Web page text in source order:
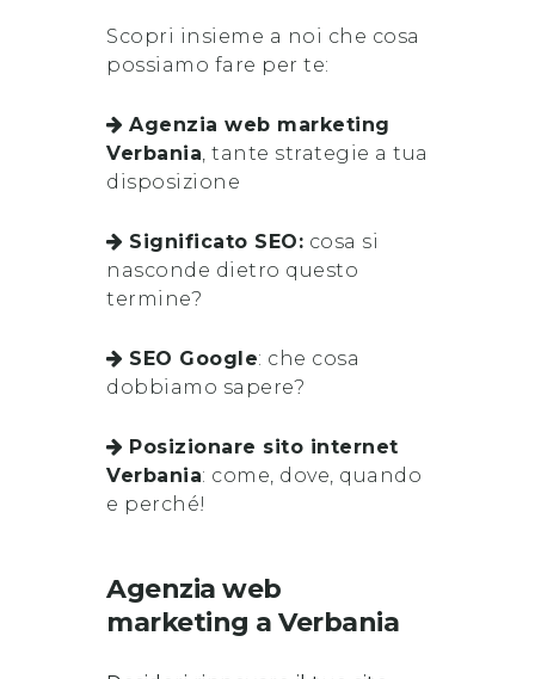
Scopri insieme a noi che cosa
possiamo fare per te:
Agenzia web marketing
Verbania , tante strategie a tua
disposizione
Significato SEO: cosa si
nasconde dietro questo
termine?
SEO Google: che cosa
dobbiamo sapere?
Posizionare sito internet
Verbania: come, dove, quando
e perché!
Agenzia web
marketing a Verbania